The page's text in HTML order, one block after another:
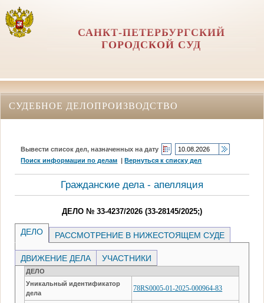
САНКТ-ПЕТЕРБУРГСКИЙ
ГОРОДСКОЙ СУД
СУДЕБНОЕ ДЕЛОПРОИЗВОДСТВО
Вывести список дел, назначенных на дату
Поиск информации по делам |Вернуться к списку дел
Гражданские дела - апелляция
ДЕЛО № 33-4237/2026 (33-28145/2025;)
ДЕЛО РАССМОТРЕНИЕ В НИЖЕСТОЯЩЕМ СУДЕ
ДВИЖЕНИЕ ДЕЛА УЧАСТНИКИ
ДЕЛО
Уникальный идентификатор
дела
78RS0005-01-2025-000964-83